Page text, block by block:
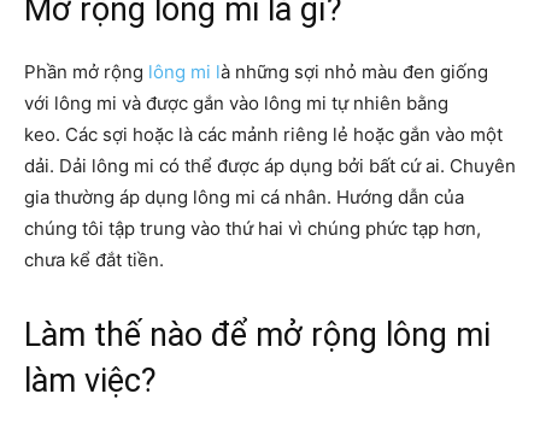
Mở rộng lông mi là gì?
Phần mở rộng lông mi là những sợi nhỏ màu đen giống
với lông mi và được gắn vào lông mi tự nhiên bằng
keo. Các sợi hoặc là các mảnh riêng lẻ hoặc gắn vào một
dải. Dải lông mi có thể được áp dụng bởi bất cứ ai. Chuyên
gia thường áp dụng lông mi cá nhân. Hướng dẫn của
chúng tôi tập trung vào thứ hai vì chúng phức tạp hơn,
chưa kể đắt tiền.
Làm thế nào để mở rộng lông mi
làm việc?